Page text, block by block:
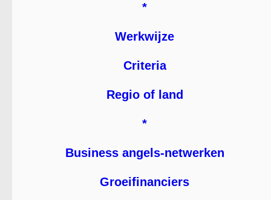
*
Werkwijze
Criteria
Regio of land
*
Business angels-netwerken
Groeifinanciers